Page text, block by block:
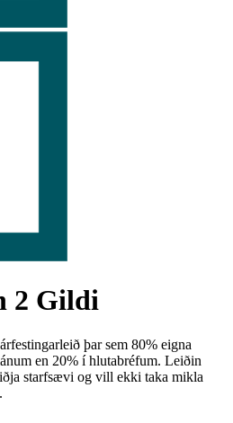
2 Gildi
þar sem 80% eigna
en 20% í hlutabréfum. Leiðin
starfsævi og vill ekki taka mikla